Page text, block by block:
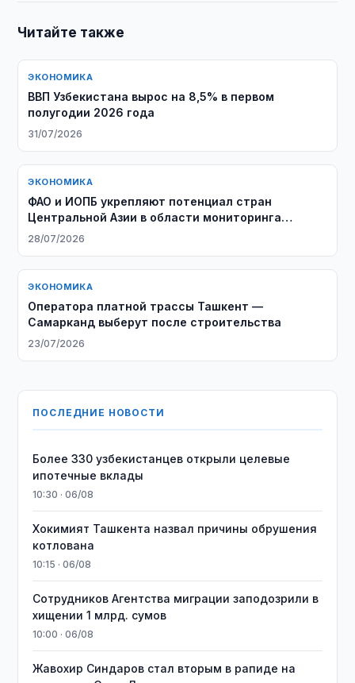
Читайте также
ЭКОНОМИКА
ВВП Узбекистана вырос на 8,5% в первом
полугодии 2026 года
31/07/2026
ЭКОНОМИКА
ФАО и ИОПБ укрепляют потенциал стран
Центральной Азии в области мониторинга
саранчовых
28/07/2026
ЭКОНОМИКА
Оператора платной трассы Ташкент —
Самарканд выберут после строительства
23/07/2026
ПОСЛЕДНИЕ НОВОСТИ
Более 330 узбекистанцев открыли целевые
ипотечные вклады
10:30 · 06/08
Хокимият Ташкента назвал причины обрушения
котлована
10:15 · 06/08
Сотрудников Агентства миграции заподозрили в
хищении 1 млрд. сумов
10:00 · 06/08
Жавохир Синдаров стал вторым в рапиде на